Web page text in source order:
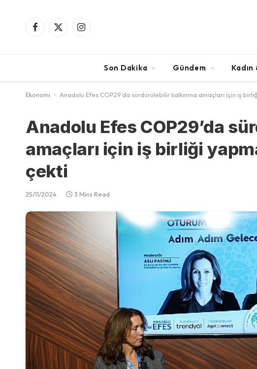
Facebook
X
Instagram
Son Dakika Gündem Kadın
Ekonomi - Anadolu Efes COP29’da sürdürülebilir kalkınma amaçları için iş
Anadolu Efes COP29’da
amaçları için iş birliği
çekti
25/11/2024 3 Mins Read